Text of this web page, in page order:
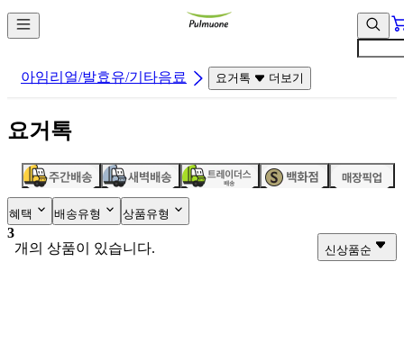
컨
텐
기
앱
바
아임리얼/발효유/기타음료 요거톡 더보기
요거톡
혜택 배송유형 상품유형
3
개의 상품이 있습니다.
신상품순